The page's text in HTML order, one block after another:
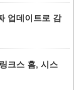
업데이트로 감
크스 홈, 시스